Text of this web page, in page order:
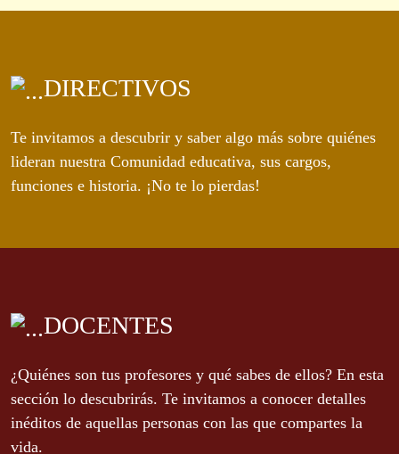
DIRECTIVOS
Te invitamos a descubrir y saber algo más sobre quiénes
lideran nuestra Comunidad educativa, sus cargos,
funciones e historia. ¡No te lo pierdas!
DOCENTES
¿Quiénes son tus profesores y qué sabes de ellos? En esta
sección lo descubrirás. Te invitamos a conocer detalles
inéditos de aquellas personas con las que compartes la
vida.